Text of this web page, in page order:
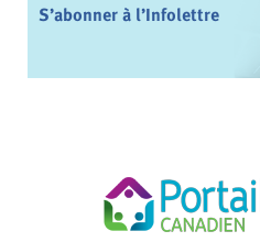
S’abonner à l’Infolettre